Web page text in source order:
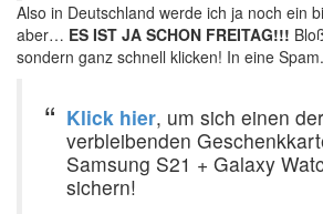
Also in Deutschland werde ich ja noch ein
aber… ES IST JA SCHON FREITAG!!!
sondern ganz schnell klicken! In eine
Klick hier, um sich einen der
verbleibenden
Samsung S21 + Galaxy
sichern!